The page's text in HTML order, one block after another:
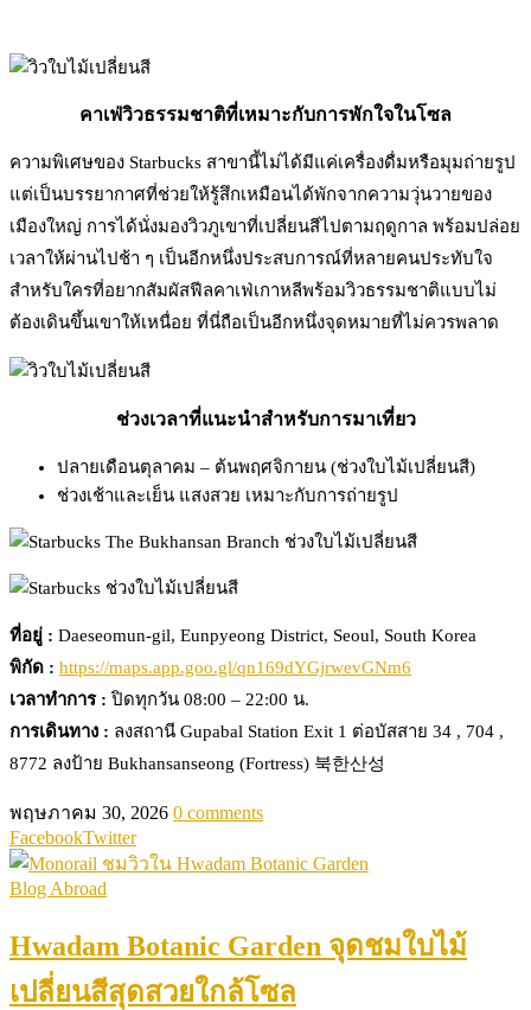
คาเฟ่วิวธรรมชาติที่เหมาะกับการพักใจในโซล
ความพิเศษของ Starbucks สาขานี้ไม่ได้มีแค่เครื่องดื่มหรือมุมถ่ายรูป
แต่เป็นบรรยากาศที่ช่วยให้รู้สึกเหมือนได้พักจากความวุ่นวายของ
เมืองใหญ่ การได้นั่งมองวิวภูเขาที่เปลี่ยนสีไปตามฤดูกาล พร้อมปล่อย
เวลาให้ผ่านไปช้า ๆ เป็นอีกหนึ่งประสบการณ์ที่หลายคนประทับใจ
สำหรับใครที่อยากสัมผัสฟีลคาเฟ่เกาหลีพร้อมวิวธรรมชาติแบบไม่
ต้องเดินขึ้นเขาให้เหนื่อย ที่นี่ถือเป็นอีกหนึ่งจุดหมายที่ไม่ควรพลาด
ช่วงเวลาที่แนะนำสำหรับการมาเที่ยว
ปลายเดือนตุลาคม – ต้นพฤศจิกายน (ช่วงใบไม้เปลี่ยนสี)
ช่วงเช้าและเย็น แสงสวย เหมาะกับการถ่ายรูป
ที่อยู่ : Daeseomun-gil, Eunpyeong District, Seoul, South Korea
พิกัด : https://maps.app.goo.gl/qn169dYGjrwevGNm6
เวลาทำการ : ปิดทุกวัน 08:00 – 22:00 น.
การเดินทาง : ลงสถานี Gupabal Station Exit 1 ต่อบัสสาย 34 , 704 ,
8772 ลงป้าย Bukhansanseong (Fortress) 북한산성
พฤษภาคม 30, 2026 0 comments
FacebookTwitter
Blog Abroad
Hwadam Botanic Garden จุดชมใบไม้
เปลี่ยนสีสุดสวยใกล้โซล